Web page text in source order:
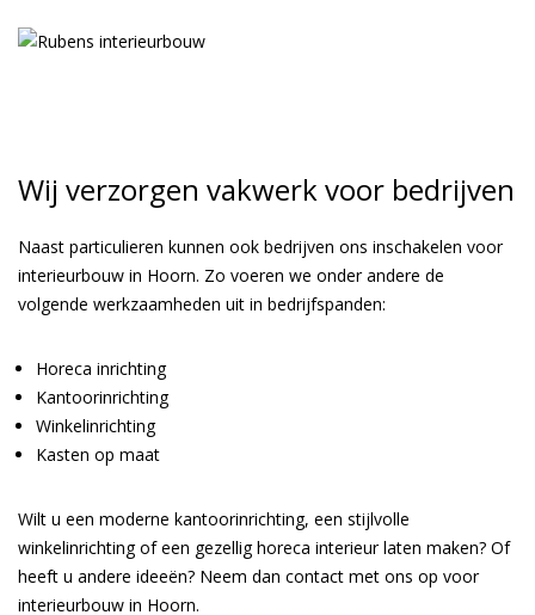
Wij verzorgen vakwerk voor bedrijven
Naast particulieren kunnen ook bedrijven ons inschakelen voor
interieurbouw in Hoorn. Zo voeren we onder andere de
volgende werkzaamheden uit in bedrijfspanden:
Horeca inrichting
Kantoorinrichting
Winkelinrichting
Kasten op maat
Wilt u een moderne kantoorinrichting, een stijlvolle
winkelinrichting of een gezellig horeca interieur laten maken? Of
heeft u andere ideeën? Neem dan contact met ons op voor
interieurbouw in Hoorn.